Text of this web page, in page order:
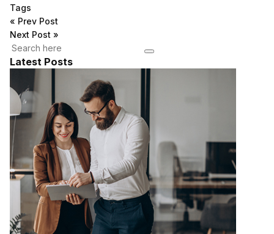
Tags
« Prev Post
Next Post »
Latest Posts